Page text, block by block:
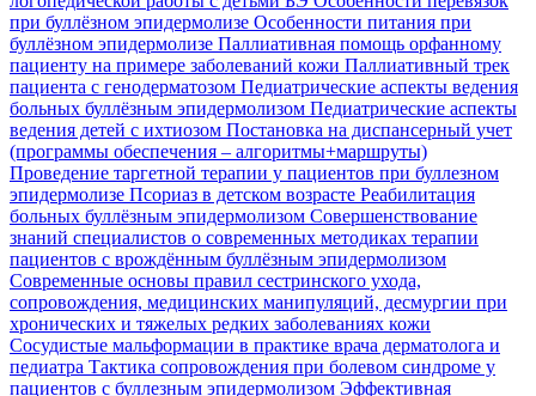
при буллёзном эпидермолизе Особенности питания при
буллёзном эпидермолизе Паллиативная помощь орфанному
пациенту на примере заболеваний кожи Паллиативный трек
пациента с генодерматозом Педиатрические аспекты ведения
больных буллёзным эпидермолизом Педиатрические аспекты
ведения детей с ихтиозом Постановка на диспансерный учет
(программы обеспечения – алгоритмы+маршруты)
Проведение таргетной терапии у пациентов при буллезном
эпидермолизе Псориаз в детском возрасте Реабилитация
больных буллёзным эпидермолизом Совершенствование
знаний специалистов о современных методиках терапии
пациентов с врождённым буллёзным эпидермолизом
Современные основы правил сестринского ухода,
сопровождения, медицинских манипуляций, десмургии при
хронических и тяжелых редких заболеваниях кожи
Сосудистые мальформации в практике врача дерматолога и
педиатра Тактика сопровождения при болевом синдроме у
пациентов с буллезным эпидермолизом Эффективная